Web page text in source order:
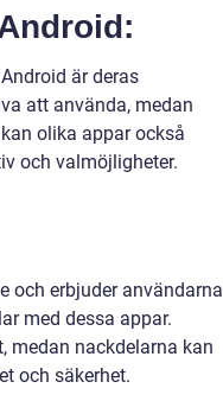
är deras
att använda, medan
olika appar också
och valmöjligheter.
och erbjuder användarna
med dessa appar.
medan nackdelarna kan
och säkerhet.